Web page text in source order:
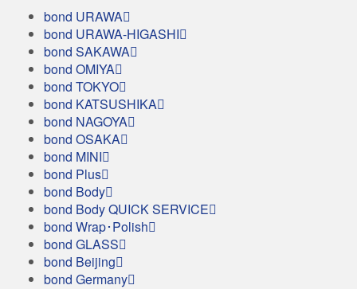
bond URAWA
bond URAWA-HIGASHI
bond SAKAWA
bond OMIYA
bond TOKYO
bond KATSUSHIKA
bond NAGOYA
bond OSAKA
bond MINI
bond Plus
bond Body
bond Body QUICK SERVICE
bond Wrap･Polish
bond GLASS
bond Beijing
bond Germany